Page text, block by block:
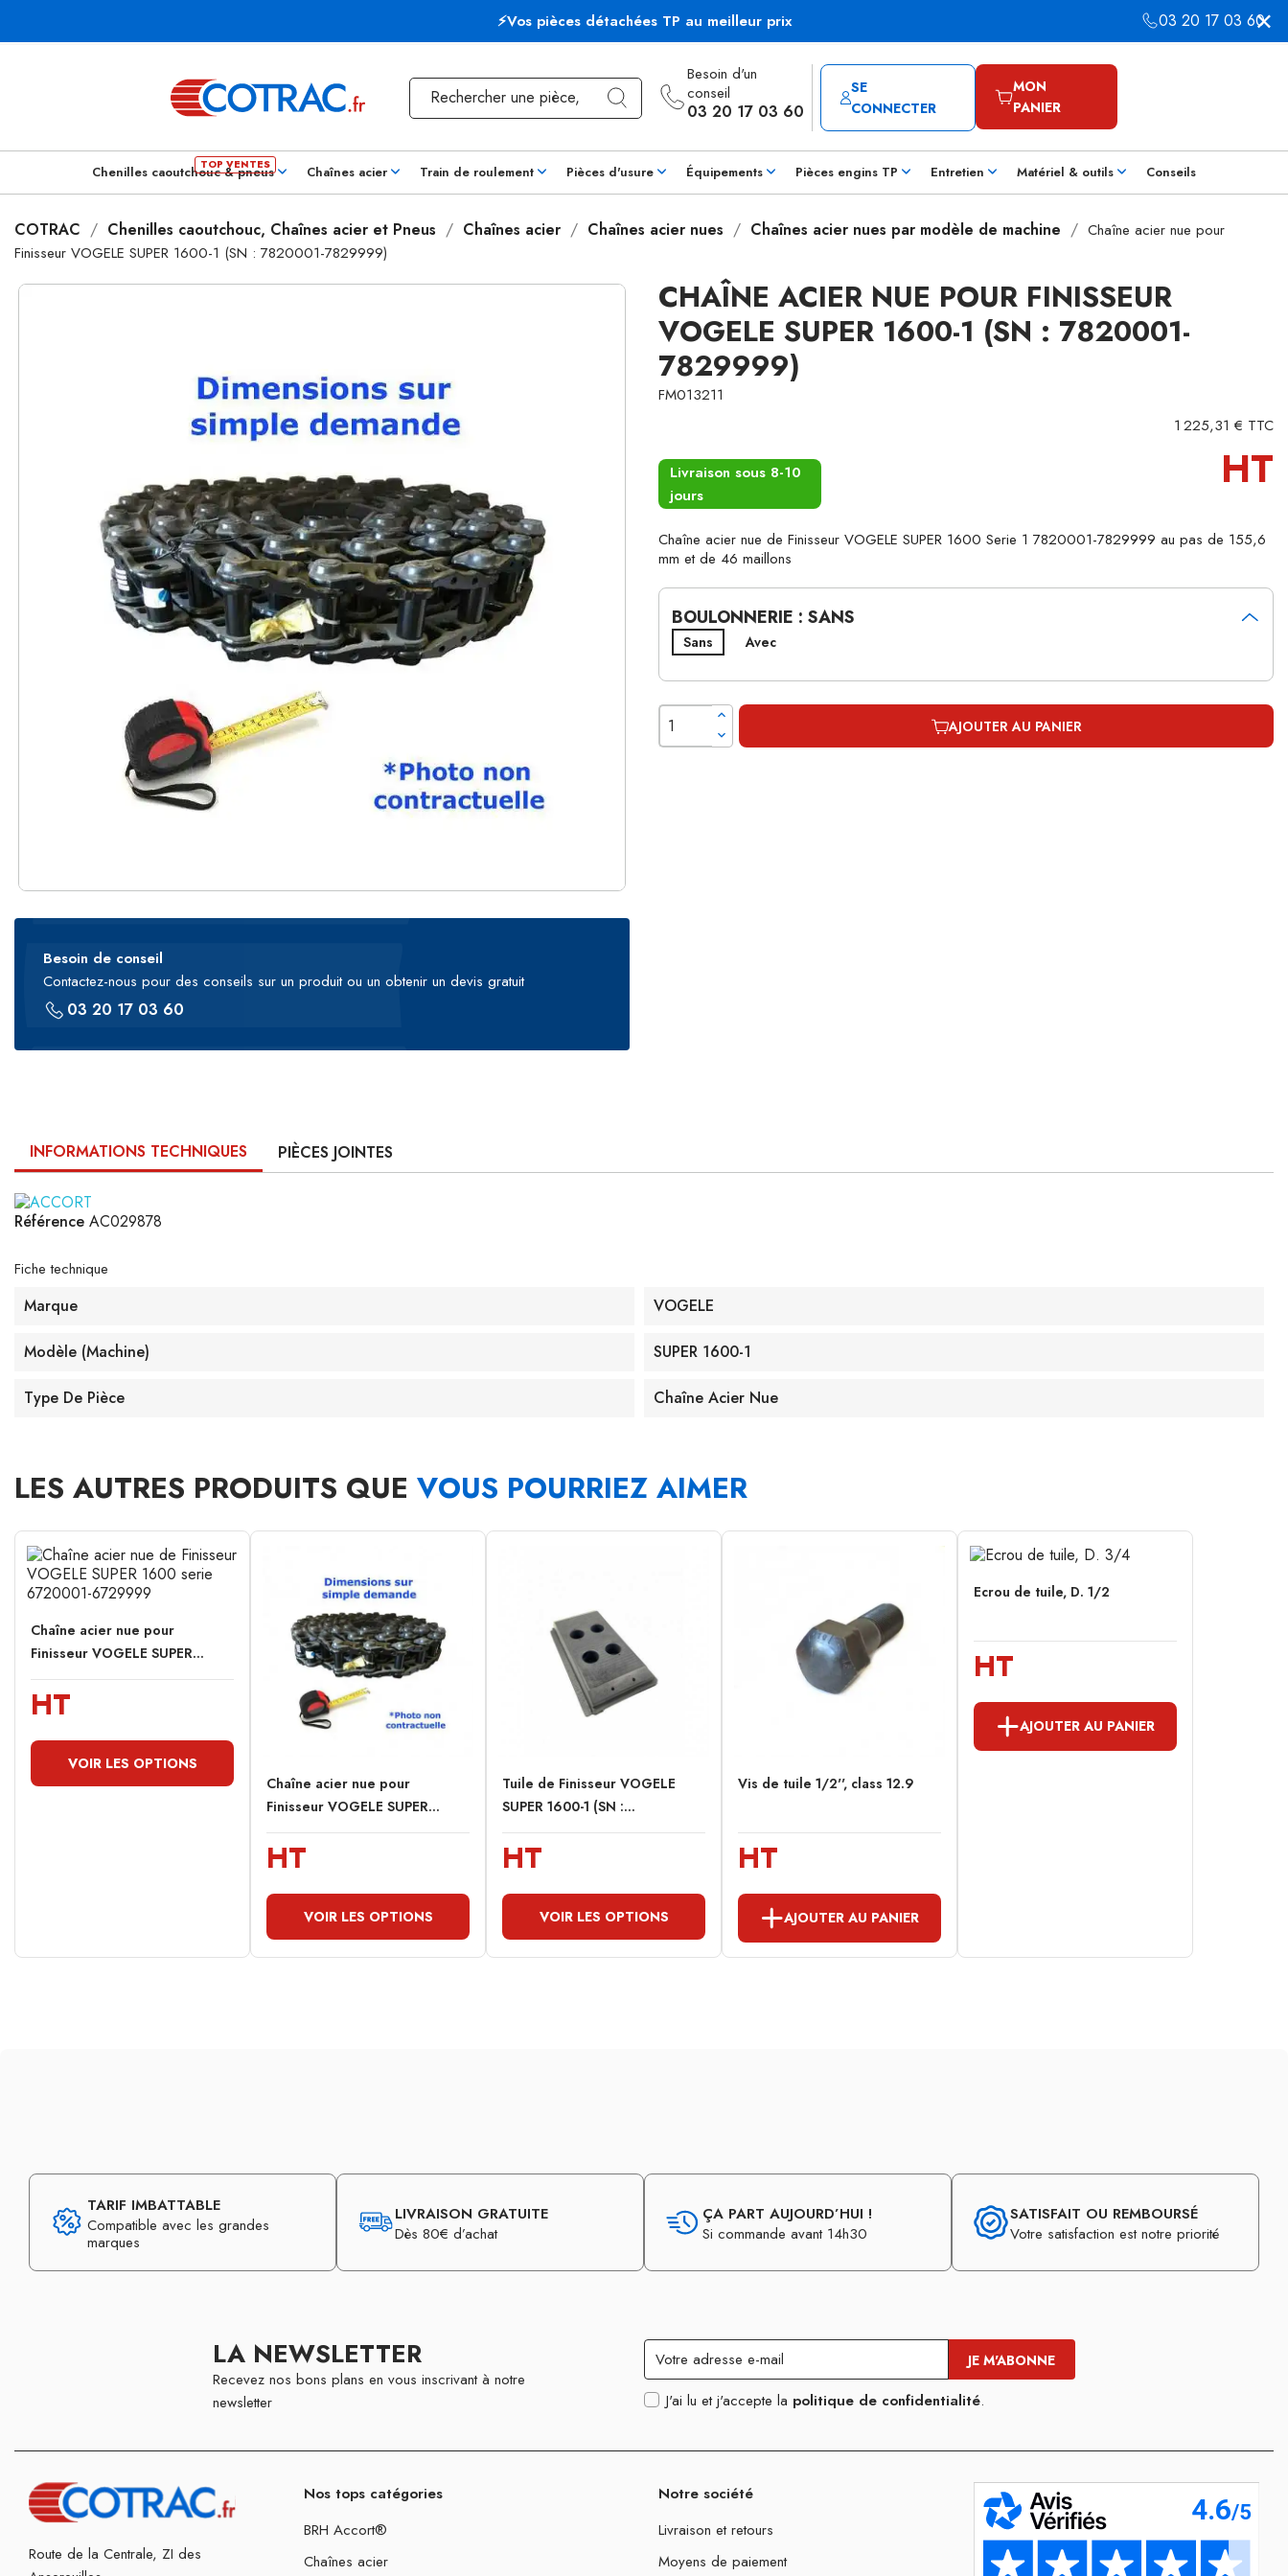
⚡Vos pièces détachées TP au meilleur prix 03 20 17 03 60
Besoin d'un
conseil
03 20 17 03 60
SE
CONNECTER
MON
PANIER
Chenilles caoutchouc & pneus Chaînes acier Train de roulement Pièces d'usure Équipements Pièces engins TP Entretien Matériel & outils Conseils
COTRAC Chenilles caoutchouc, Chaînes acier et Pneus Chaînes acier Chaînes acier nues Chaînes acier nues par modèle de machine
Chaîne acier nue pour
Finisseur VOGELE SUPER 1600-1 (SN : 7820001-7829999)
Besoin de conseil
Contactez-nous pour des conseils sur un produit ou un obtenir un devis gratuit
03 20 17 03 60
CHAÎNE ACIER NUE POUR FINISSEUR
VOGELE SUPER 1600-1 (SN : 7820001-
7829999)
FM013211
1 225,31 € TTC
Livraison sous 8-10
jours
HT
Chaîne acier nue de Finisseur VOGELE SUPER 1600 Serie 1 7820001-7829999 au pas de 155,6
mm et de 46 maillons
BOULONNERIE : SANS
Sans Avec
AJOUTER AU PANIER
INFORMATIONS TECHNIQUES PIÈCES JOINTES
Référence AC029878
Fiche technique
Marque VOGELE
Modèle (machine) SUPER 1600-1
Type De Pièce Chaîne Acier Nue
LES AUTRES PRODUITS QUE VOUS POURRIEZ AIMER
Chaîne acier nue pour
Finisseur VOGELE SUPER...
HT
VOIR LES OPTIONS
Chaîne acier nue pour
Finisseur VOGELE SUPER...
HT
VOIR LES OPTIONS
Tuile de Finisseur VOGELE
SUPER 1600-1 (SN :...
HT
VOIR LES OPTIONS
Vis de tuile 1/2'', class 12.9
HT
AJOUTER AU PANIER
Ecrou de tuile, D. 1/2
HT
AJOUTER AU PANIER
TARIF IMBATTABLE
Compatible avec les grandes
marques
LIVRAISON GRATUITE
Dès 80€ d’achat
ÇA PART AUJOURD’HUI !
Si commande avant 14h30
SATISFAIT OU REMBOURSÉ
Votre satisfaction est notre priorité
LA NEWSLETTER
Recevez nos bons plans en vous inscrivant à notre
newsletter
J'ai lu et j'accepte la politique de confidentialité.
Route de la Centrale, ZI des
Nos tops catégories
BRH Accort®
Chaînes acier
Notre société
Livraison et retours
Moyens de paiement